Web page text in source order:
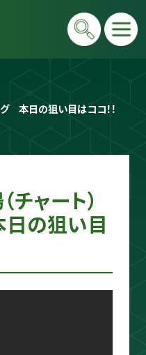
トレ達成📈 現在
けに「勝てる考え
材は一切販売せず、Y
　本日の狙い目はココ！！
ャート）
の狙い目